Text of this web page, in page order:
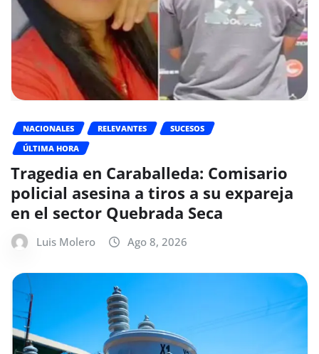
NACIONALES RELEVANTES
SUCESOS
ÚLTIMA HORA
Tragedia en Caraballeda: Comisario
policial asesina a tiros a su expareja
en el sector Quebrada Seca
Luis Molero Ago 8, 2026